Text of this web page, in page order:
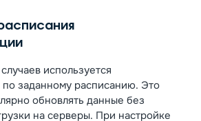
используется
заданному расписанию. Это
обновлять данные без
на серверы. При настройке